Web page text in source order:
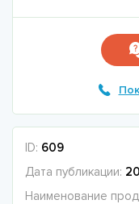
ID: 609
Дата публикации:
Наименование